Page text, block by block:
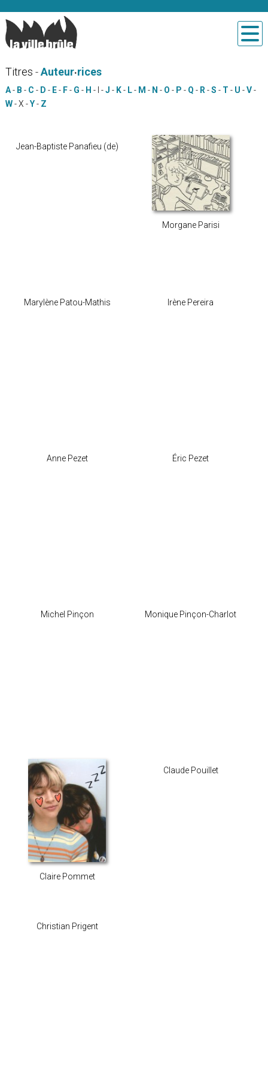
Titres -Auteur.rices
A- B - C - D - E- F- G - H - -J - K- L- M - N - O - P - Q - R -S - T - U -V-
W-X -Y- Z
Jean-Baptiste Panafieu (de)
Morgane Parisi
Marylène Patou-Mathis Irène Pereira
Anne Pezet Éric Pezet
Michel Pinçon Monique Pinçon-Charlot
Claire Pommet
Claude Pouillet
Christian Prigent